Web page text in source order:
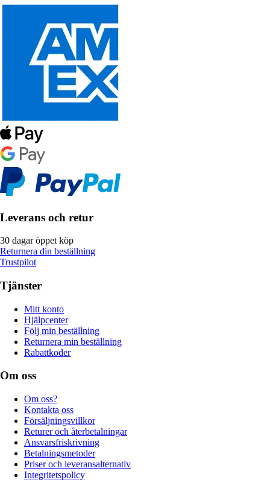
Leverans och retur
30 dagar öppet köp
Returnera din beställning
Trustpilot
Tjänster
Mitt konto
Hjälpcenter
Följ min beställning
Returnera min beställning
Rabattkoder
Om oss
Om oss?
Kontakta oss
Försäljningsvillkor
Returer och återbetalningar
Ansvarsfriskrivning
Betalningsmetoder
Priser och leveransalternativ
Integritetspolicy